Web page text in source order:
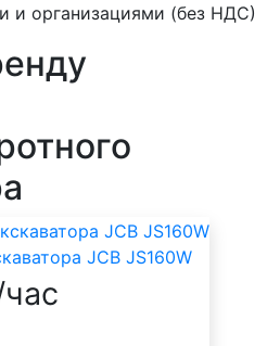
и организациями (без НДС)
JCB JS160W